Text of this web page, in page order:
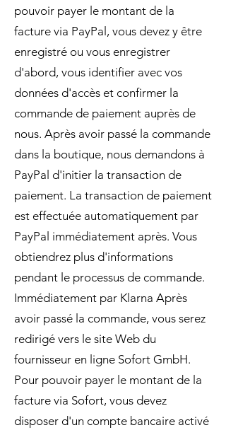
pouvoir payer le montant de la
facture via PayPal, vous devez y être
enregistré ou vous enregistrer
d'abord, vous identifier avec vos
données d'accès et confirmer la
commande de paiement auprès de
nous. Après avoir passé la commande
dans la boutique, nous demandons à
PayPal d'initier la transaction de
paiement. La transaction de paiement
est effectuée automatiquement par
PayPal immédiatement après. Vous
obtiendrez plus d'informations
pendant le processus de commande.
Immédiatement par Klarna Après
avoir passé la commande, vous serez
redirigé vers le site Web du
fournisseur en ligne Sofort GmbH.
Pour pouvoir payer le montant de la
facture via Sofort, vous devez
disposer d'un compte bancaire activé